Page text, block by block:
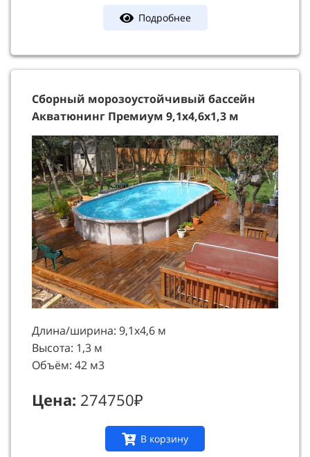
Подробнее
Сборный морозоустойчивый бассейн
Акватюнинг Премиум 9,1х4,6х1,3 м
Длина/ширина: 9,1х4,6 м
Высота: 1,3 м
Объём: 42 м3
Цена: 274750₽
В корзину